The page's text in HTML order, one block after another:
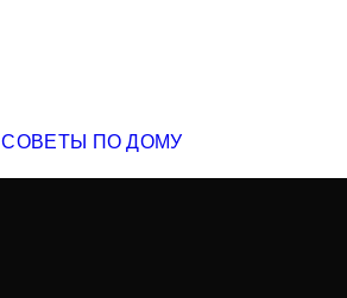
СОВЕТЫ ПО ДОМУ